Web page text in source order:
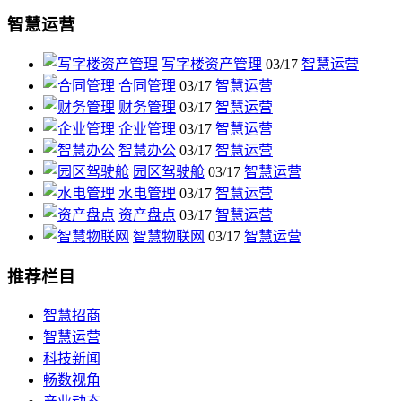
智慧运营
写字楼资产管理 03/17 智慧运营
合同管理 03/17 智慧运营
财务管理 03/17 智慧运营
企业管理 03/17 智慧运营
智慧办公 03/17 智慧运营
园区驾驶舱 03/17 智慧运营
水电管理 03/17 智慧运营
资产盘点 03/17 智慧运营
智慧物联网 03/17 智慧运营
推荐栏目
智慧招商
智慧运营
科技新闻
畅数视角